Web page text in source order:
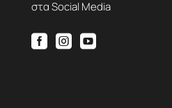
στα Social Media
  